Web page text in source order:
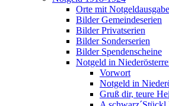
Orte mit
Bilder Gemeindeserien
Bilder Privatserien
Bilder Sonderserien
Bilder Spendenscheine
Notgeld in
Vorwort
Notgeld in
Gruß dir, teure